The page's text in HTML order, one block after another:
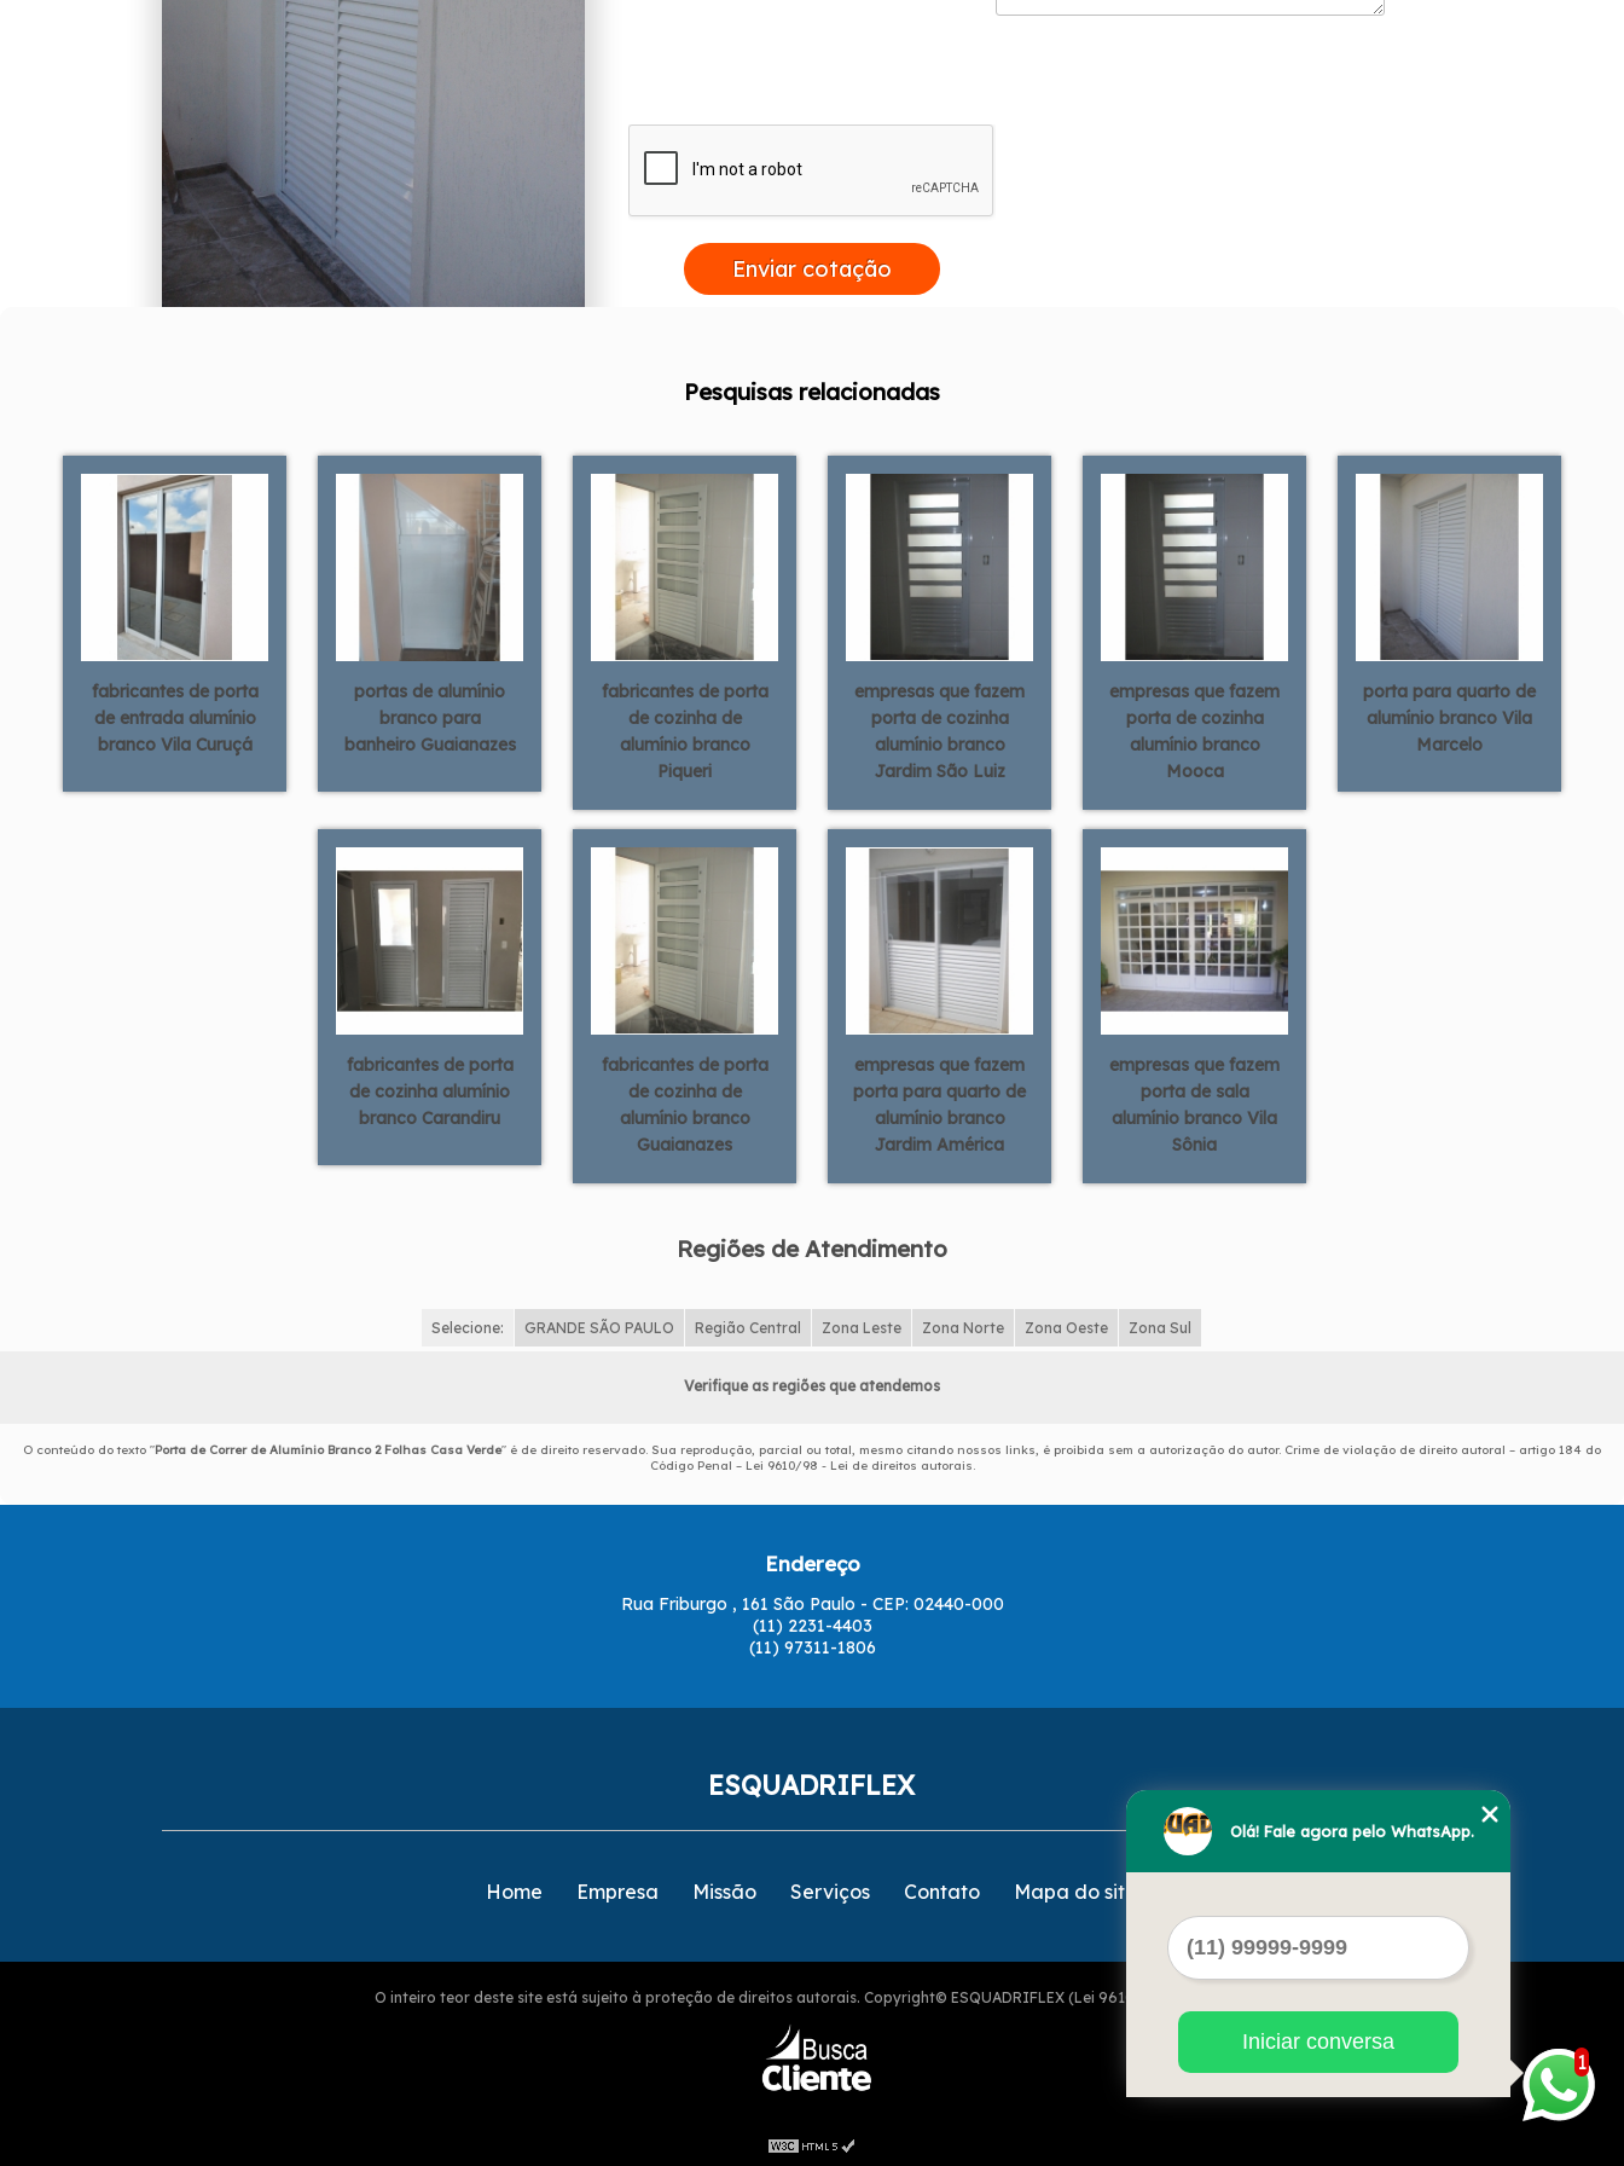
Enviar cotação
Pesquisas relacionadas
fabricantes de porta
de entrada alumínio
branco Vila Curuçá
portas de alumínio
branco para
banheiro Guaianazes
fabricantes de porta
de cozinha de
alumínio branco
Piqueri
empresas que fazem
porta de cozinha
alumínio branco
Jardim São Luiz
empresas que fazem
porta de cozinha
alumínio branco
Mooca
porta para quarto de
alumínio branco Vila
Marcelo
fabricantes de porta
de cozinha alumínio
branco Carandiru
fabricantes de porta
de cozinha de
alumínio branco
Guaianazes
empresas que fazem
porta para quarto de
alumínio branco
Jardim América
empresas que fazem
porta de sala
alumínio branco Vila
Sônia
Regiões de Atendimento
Selecione: GRANDE SÃO PAULO Região Central Zona Leste Zona Norte Zona Oeste Zona Sul
Verifique as regiões que atendemos
O conteúdo do texto "Porta de Correr de Alumínio Branco 2 Folhas Casa Verde" é de direito reservado. Sua reprodução, parcial ou total, mesmo citando nossos links, é proibida sem a autorização do autor. Crime de violação de direito autoral – artigo 184 do
Código Penal – Lei 9610/98 - Lei de direitos autorais.
Endereço
Rua Friburgo , 161 São Paulo - CEP: 02440-000
(11) 2231-4403
(11) 97311-1806
ESQUADRIFLEX
Home Empresa Missão Serviços Contato Mapa do site
O inteiro teor deste site está sujeito à proteção de direitos autorais. Copyright© ESQUADRIFLEX (Lei 9610 de 19/02/1998)
1
Olá! Fale agora pelo WhatsApp.
Iniciar conversa